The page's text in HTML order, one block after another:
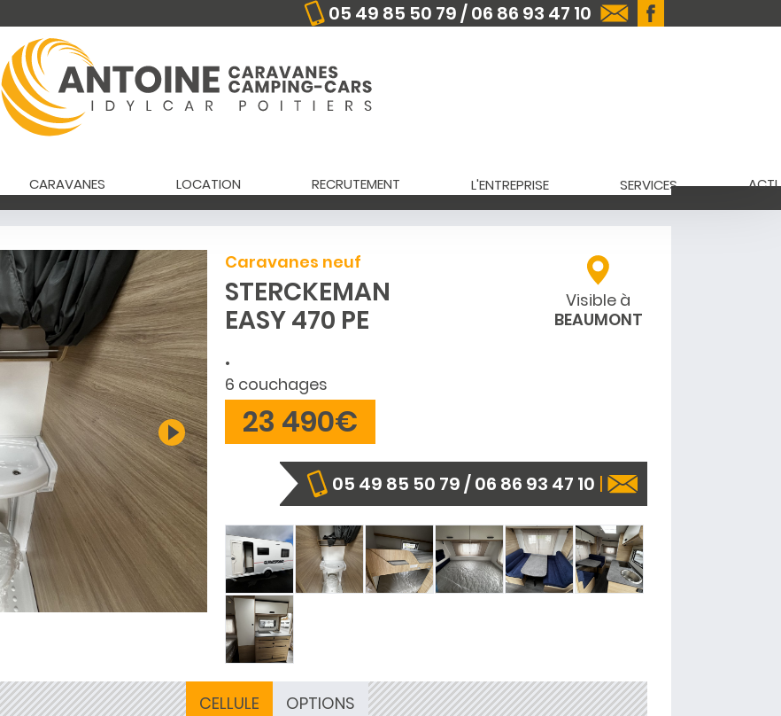
05 49 85 50 79 / 06 86 93 47 10
CARAVANES LOCATION RECRUTEMENT L'ENTREPRISE SERVICES
Caravanes neuf
STERCKEMAN
EASY 470 PE
Visible à
BEAUMONT
•
6 couchages
23 490€
05 49 85 50 79 / 06 86 93 47 10 |
CELLULE OPTIONS